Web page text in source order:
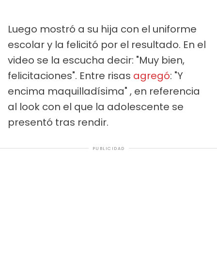
Luego mostró a su hija con el uniforme
escolar y la felicitó por el resultado. En el
video se la escucha decir: "Muy bien,
felicitaciones". Entre risas agregó: "Y
encima maquilladísima" , en referencia
al look con el que la adolescente se
presentó tras rendir.
PUBLICIDAD